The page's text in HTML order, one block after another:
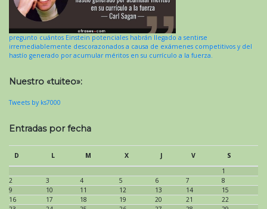
pregunto cuántos Einstein potenciales habrán llegado a sentirse
irremediablemente descorazonados a causa de exámenes competitivos y del
hastío generado por acumular méritos en su currículo a la fuerza.
Nuestro «tuiteo»:
Tweets by ks7000
Entradas por fecha
D L M X J V
S
1
2
3 4 5 6 7
8
9
10 11 12 13 14
15
16
17 18 19 20 21
22